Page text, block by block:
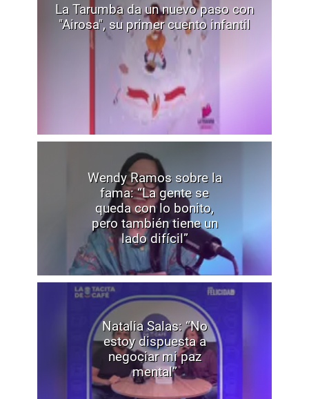
La Tarumba da un nuevo paso con
"Airosa", su primer cuento infantil
Wendy Ramos sobre la
fama: “La gente se
queda con lo bonito,
pero también tiene un
lado difícil”
Natalia Salas: “No
estoy dispuesta a
negociar mi paz
mental”